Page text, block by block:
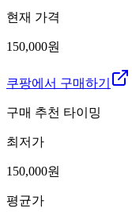
현재 가격
150,000원
쿠팡에서 구매하기
구매 추천 타이밍
최저가
150,000원
평균가